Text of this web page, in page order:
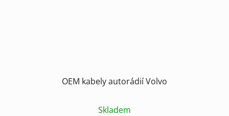
OEM kabely autorádií Volvo
Skladem